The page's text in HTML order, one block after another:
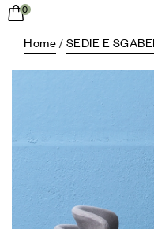
0
Home / SEDIE E